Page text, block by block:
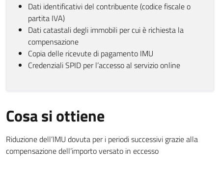
Dati identificativi del contribuente (codice fiscale o
partita IVA)
Dati catastali degli immobili per cui è richiesta la
compensazione
Copia delle ricevute di pagamento IMU
Credenziali SPID per l’accesso al servizio online
Cosa si ottiene
Riduzione dell’IMU dovuta per i periodi successivi grazie alla
compensazione dell’importo versato in eccesso